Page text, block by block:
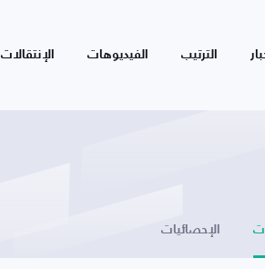
الترتيب الفيديوهات الإنتقالات
الإحصائيات